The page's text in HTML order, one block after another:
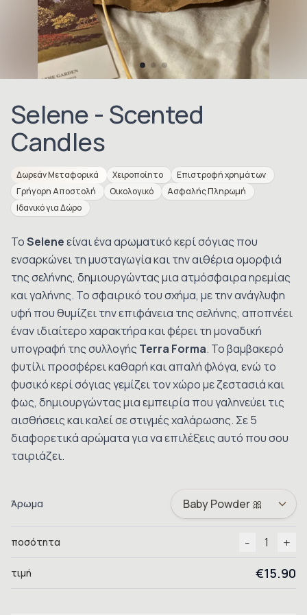
Selene - Scented
Candles
Δωρεάν Μεταφορικά Χειροποίητο
Επιστροφή χρημάτων
Γρήγορη Αποστολή
Οικολογικό
Ασφαλής Πληρωμή
Ιδανικό για Δώρο
ΤοSeleneείναι ένα αρωματικό κερί σόγιας που
ενσαρκώνει τη μυσταγωγία και την αιθέρια ομορφιά
της σελήνης, δημιουργώντας μια ατμόσφαιρα ηρεμίας
και γαλήνης. Το σφαιρικό του σχήμα, με την ανάγλυφη
υφή που θυμίζει την επιφάνεια της σελήνης, αποπνέει
έναν ιδιαίτερο χαρακτήρα και φέρει τη μοναδική
υπογραφή της συλλογής Terra Forma. Το βαμβακερό
φυτίλι προσφέρει καθαρή και απαλή φλόγα, ενώ το
φυσικό κερί σόγιας γεμίζει τον χώρο με ζεστασιά και
φως, δημιουργώντας μια εμπειρία που γαληνεύει τις
αισθήσεις και καλεί σε στιγμές χαλάρωσης. Σε 5
διαφορετικά αρώματα για να επιλέξεις αυτό που σου
ταιριάζει.
Άρωμα
ποσότητα - 1 +
τιμή €15.90